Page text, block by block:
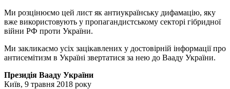
Ми розцінюємо цей лист як антиукраїнську дифамацію, яку
вже використовують у пропагандистському секторі гібридної
війни РФ проти України.
Ми закликаємо усіх зацікавлених у достовірній інформації про
антисемітизм в Україні звертатися за нею до Вааду України.
Президія Вааду України
Київ, 9 травня 2018 року